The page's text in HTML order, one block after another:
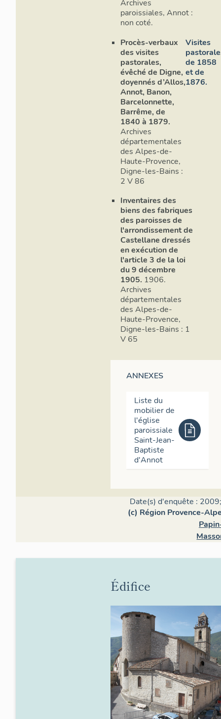
Archives
paroissiales, Annot :
non coté.
Procès-verbaux
des visites
pastorales,
évêché de Digne,
doyennés d’Allos,
Annot, Banon,
Barcelonnette,
Barrême, de
1840 à 1879.
Archives
départementales
des Alpes-de-
Haute-Provence,
Digne-les-Bains :
2 V 86
Visites
de 1858
et de
1876.
Inventaires des
biens des fabriques
des paroisses de
l'arrondissement de
Castellane dressés
en exécution de
l'article 3 de la loi
du 9 décembre
1905. 1906.
Archives
départementales
des Alpes-de-
Haute-Provence,
Digne-les-Bains : 1
V 65
ANNEXES
Liste du
mobilier de
l'église
paroissiale
Saint-Jean-
Baptiste
d'Annot
Date(s) d'enquête :
(c) Région Provence-
Édifice